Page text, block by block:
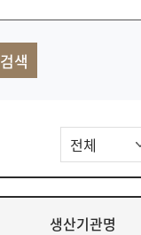
생산기관명